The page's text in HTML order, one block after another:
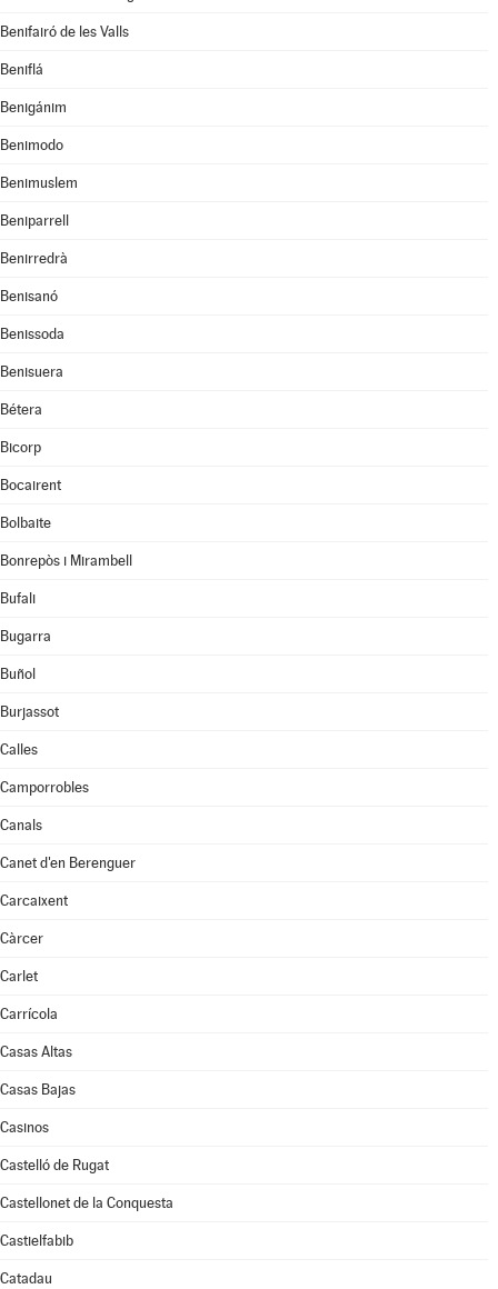
Benifairó de les Valls
Beniflá
Benigánim
Benimodo
Benimuslem
Beniparrell
Benirredrà
Benisanó
Benissoda
Benisuera
Bétera
Bicorp
Bocairent
Bolbaite
Bonrepòs i Mirambell
Bufali
Bugarra
Buñol
Burjassot
Calles
Camporrobles
Canals
Canet d'en Berenguer
Carcaixent
Càrcer
Carlet
Carrícola
Casas Altas
Casas Bajas
Casinos
Castelló de Rugat
Castellonet de la Conquesta
Castielfabib
Catadau